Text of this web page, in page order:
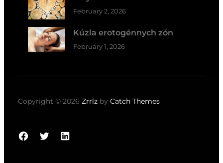
February 2, 2026
Kúzla erotogénnych zón
February 1, 2026
Copyright © 2026 Zrrlz by Catch Themes
Facebook
TwitterLinkedIn